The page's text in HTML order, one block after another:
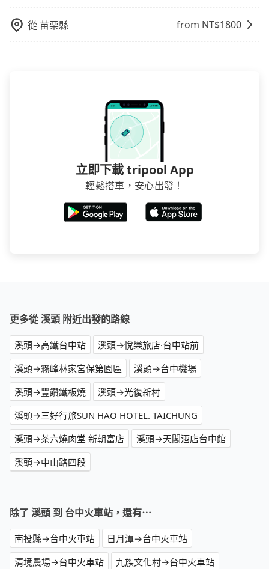
台確認。
從 苗栗縣 from NT$1800
立即下載 tripool App
輕鬆搭車，安心出發！
更多從 溪頭 附近出發的路線
溪頭→高鐵台中站
溪頭→悅樂旅店·台中站前
溪頭→霧峰林家宮保第園區
溪頭→台中機場
溪頭→豐饡鐵板燒
溪頭→光復新村
溪頭→三好行旅SUN HAO HOTEL. TAICHUNG
溪頭→茶六燒肉堂 新朝富店
溪頭→天閣酒店台中館
溪頭→中山路四段
除了 溪頭 到 台中火車站，還有⋯
南投縣→台中火車站
日月潭→台中火車站
清境農場→台中火車站
九族文化村→台中火車站